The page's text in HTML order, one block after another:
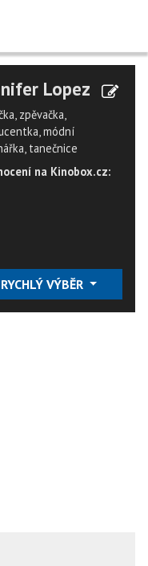
Lopez
zpěvačka,
módní
tanečnice
na Kinobox.cz:
RYCHLÝ VÝBĚR